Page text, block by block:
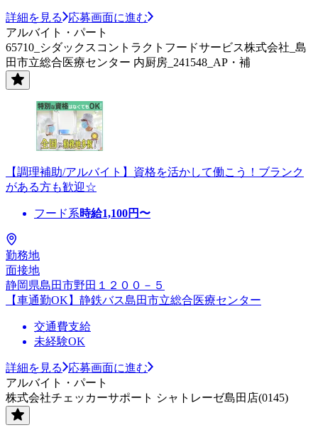
詳細を見る
応募画面に進む
アルバイト・パート
65710_シダックスコントラクトフードサービス株式会社_島
田市立総合医療センター 内厨房_241548_AP・補
【調理補助/アルバイト】資格を活かして働こう！ブランク
がある方も歓迎☆
フード系時給1,100円〜
勤務地
面接地
静岡県島田市野田１２００－５
【車通勤OK】静鉄バス島田市立総合医療センター
交通費支給
未経験OK
詳細を見る
応募画面に進む
アルバイト・パート
株式会社チェッカーサポート シャトレーゼ島田店(0145)